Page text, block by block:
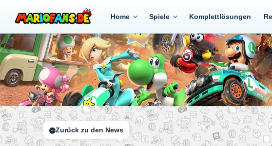
Home Spiele Komplettlösungen
Zurück zu den News